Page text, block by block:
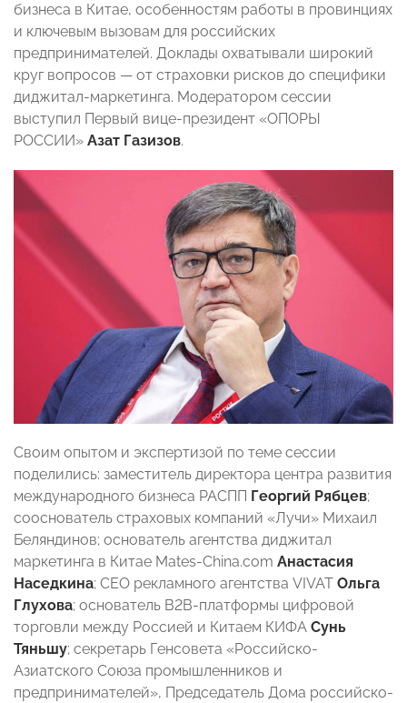
бизнеса в Китае, особенностям работы в провинциях
и ключевым вызовам для российских
предпринимателей. Доклады охватывали широкий
круг вопросов — от страховки рисков до специфики
диджитал-маркетинга. Модератором сессии
выступил Первый вице-президент «ОПОРЫ
РОССИИ» Азат Газизов.
Своим опытом и экспертизой по теме сессии
поделились: заместитель директора центра развития
международного бизнеса РАСПП Георгий Рябцев;
сооснователь страховых компаний «Лучи» Михаил
Беляндинов; основатель агентства диджитал
маркетинга в Китае Mates-China.com Анастасия
Наседкина; CEO рекламного агентства VIVAT Ольга
Глухова; основатель B2B-платформы цифровой
торговли между Россией и Китаем КИФА Сунь
Тяньшу; секретарь Генсовета «Российско-
Азиатского Союза промышленников и
предпринимателей», Председатель Дома российско-